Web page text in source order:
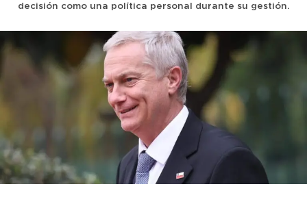
decisión como una política personal durante su gestión.